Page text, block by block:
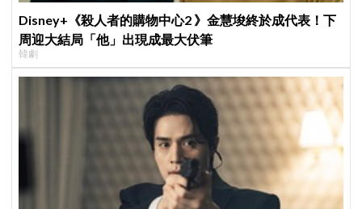
Disney+《殺人者的購物中心2 》金慧埈終於成代表！下
周迎大結局「他」出現成最大伏筆
韓劇